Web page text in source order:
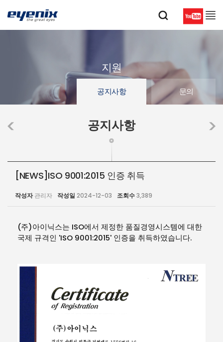
지원
공지사항 문의
공지사항
[NEWS]ISO 9001:2015 인증 취득
작성자 관리자 작성일 2024-12-03 조회수3,389
(주)아이닉스는 ISO에서 제정한 품질경영시스템에 대한
국제 규격인 'ISO 9001:2015' 인증을 취득하였습니다.